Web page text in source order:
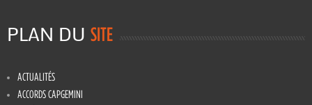
PLAN DU SITE
ACTUALITÉS
ACCORDS CAPGEMINI